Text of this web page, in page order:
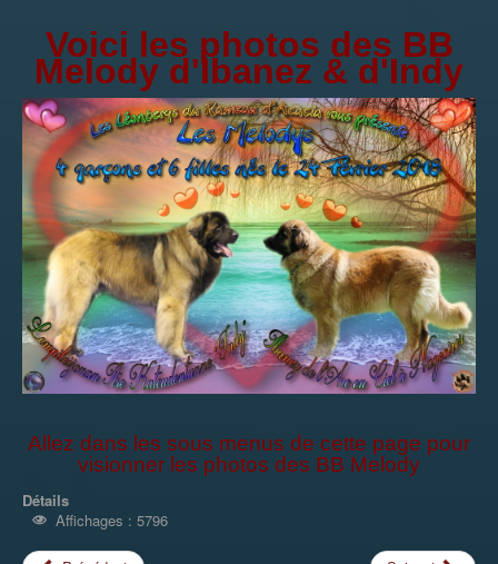
Voici les photos des BB
Melody d'Ibanez & d'Indy
Allez dans les sous menus de cette page pour
visionner les photos des BB Melody
Détails
Affichages : 5796